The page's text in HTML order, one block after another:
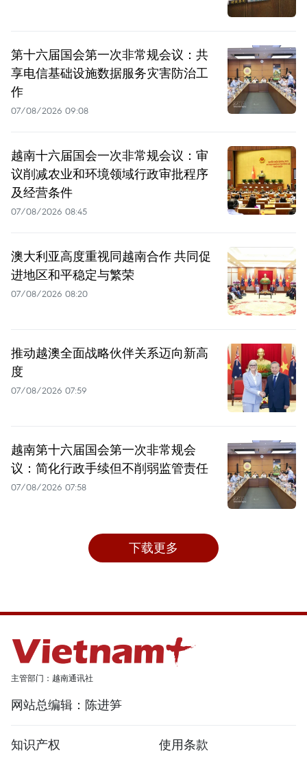
第十六届国会第一次非常规会议：共
享电信基础设施数据服务灾害防治工
作
07/08/2026 09:08
越南十六届国会一次非常规会议：审
议削减农业和环境领域行政审批程序
及经营条件
07/08/2026 08:45
澳大利亚高度重视同越南合作 共同促
进地区和平稳定与繁荣
07/08/2026 08:20
推动越澳全面战略伙伴关系迈向新高
度
07/08/2026 07:59
越南第十六届国会第一次非常规会
议：简化行政手续但不削弱监管责任
07/08/2026 07:58
下载更多
主管部门：越南通讯社
网站总编辑：陈进笋
知识产权
使用条款